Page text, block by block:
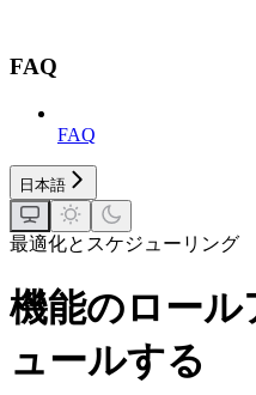
FAQ
FAQ
日本語
最適化とスケジューリング
機能のロー
ュールする